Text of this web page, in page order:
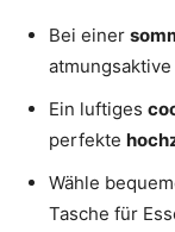
Bei einer
atmungsaktive
Ein luftiges
perfekte
Wähle
Tasche für